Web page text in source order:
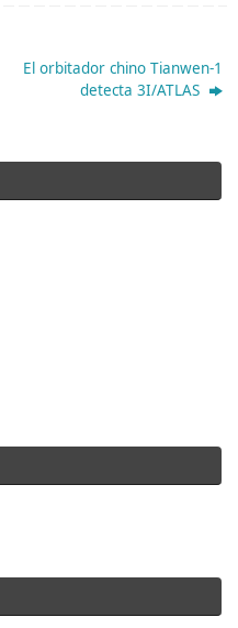
El orbitador chino Tianwen-1
detecta 3I/ATLAS